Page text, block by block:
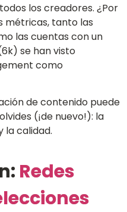
los creadores. ¿Por
métricas, tanto las
las cuentas con un
se han visto
como
de contenido puede
(¡de nuevo!): la
la calidad.
Redes